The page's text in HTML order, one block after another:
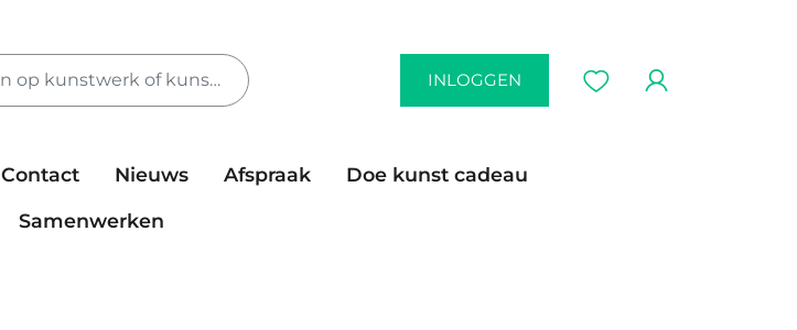
INLOGGEN
Contact Nieuws Afspraak
Doe kunst cadeau
Samenwerken